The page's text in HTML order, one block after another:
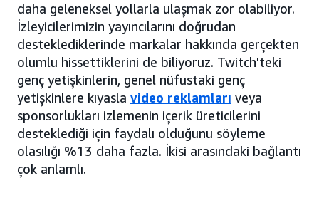
daha geleneksel yollarla ulaşmak zor olabiliyor.
İzleyicilerimizin yayıncılarını doğrudan
desteklediklerinde markalar hakkında gerçekten
olumlu hissettiklerini de biliyoruz. Twitch'teki
genç yetişkinlerin, genel nüfustaki genç
yetişkinlere kıyasla video reklamları veya
sponsorlukları izlemenin içerik üreticilerini
desteklediği için faydalı olduğunu söyleme
olasılığı %13 daha fazla. İkisi arasındaki bağlantı
çok anlamlı.